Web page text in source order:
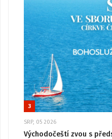
3
SRP, 05 2026
Východočeští zvou s